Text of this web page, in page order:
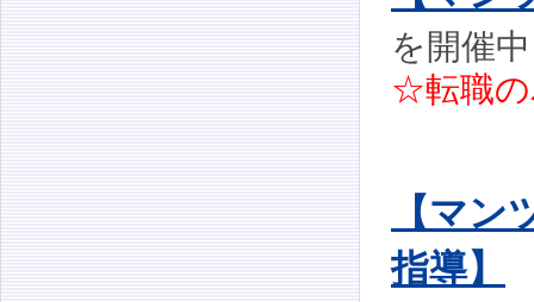
を開催中
☆転職の
【マ
指導】